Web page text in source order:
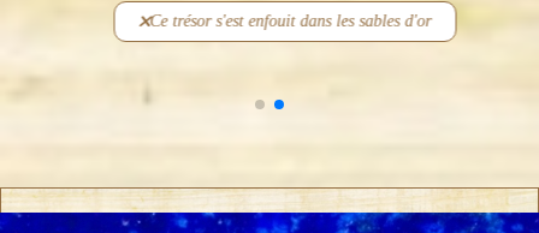
Ce trésor s'est enfouit dans les sables d'or